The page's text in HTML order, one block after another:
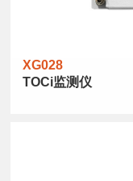
XG028
TOCi监测仪